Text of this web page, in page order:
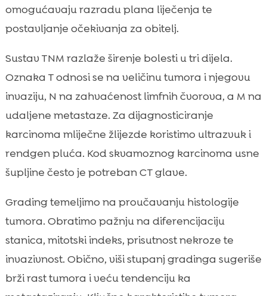
omogućavaju razradu plana liječenja te
postavljanje očekivanja za obitelj.
Sustav TNM razlaže širenje bolesti u tri dijela.
Oznaka T odnosi se na veličinu tumora i njegovu
invaziju, N na zahvaćenost limfnih čvorova, a M na
udaljene metastaze. Za dijagnosticiranje
karcinoma mliječne žlijezde koristimo ultrazvuk i
rendgen pluća. Kod skvamoznog karcinoma usne
šupljine često je potreban CT glave.
Grading temeljimo na proučavanju histologije
tumora. Obratimo pažnju na diferencijaciju
stanica, mitotski indeks, prisutnost nekroze te
invazivnost. Obično, viši stupanj gradinga sugeriše
brži rast tumora i veću tendenciju ka